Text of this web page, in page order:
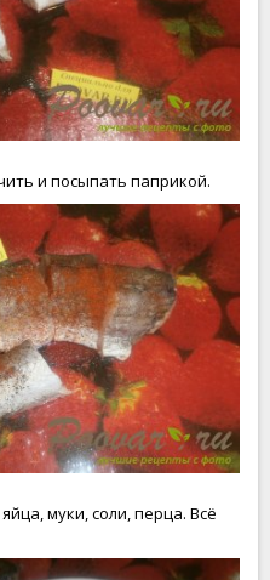
и посыпать паприкой.
муки, соли, перца. Всё